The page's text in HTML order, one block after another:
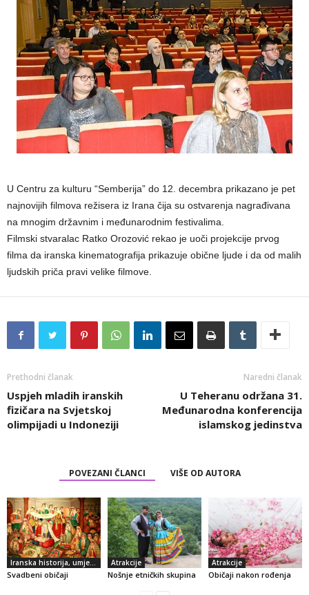
U Centru za kulturu “Semberija” do 12. decembra prikazano je pet
najnovijih filmova režisera iz Irana čija su ostvarenja nagrađivana
na mnogim državnim i međunarodnim festivalima.
Filmski stvaralac Ratko Orozović rekao je uoči projekcije prvog
filma da iranska kinematografija prikazuje obične ljude i da od malih
ljudskih priča pravi velike filmove.
Prethodni članak
Uspjeh mladih iranskih
fizičara na Svjetskoj
olimpijadi u Indoneziji
Naredni članak
U Teheranu održana 31.
Međunarodna konferencija
islamskog jedinstva
POVEZANI ČLANCI VIŠE OD AUTORA
Svadbeni običaji
Atrakcije
Nošnje etničkih skupina
Atrakcije
Običaji nakon rođenja